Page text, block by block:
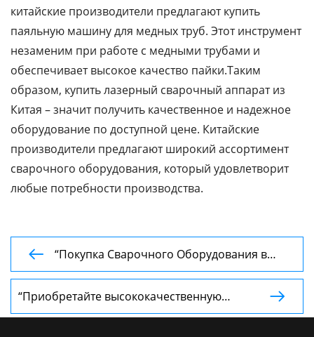
китайские производители предлагают купить
паяльную машину для медных труб. Этот инструмент
незаменим при работе с медными трубами и
обеспечивает высокое качество пайки.Таким
образом, купить лазерный сварочный аппарат из
Китая – значит получить качественное и надежное
оборудование по доступной цене. Китайские
производители предлагают широкий ассортимент
сварочного оборудования, который удовлетворит
любые потребности производства.

“Покупка Сварочного Оборудования в
Китае: Преимущества Продукции от
XY, Водяных Баков, МТР 16 и других”
“Приобретайте высококачественную
сварочную робототехнику и оборудование
